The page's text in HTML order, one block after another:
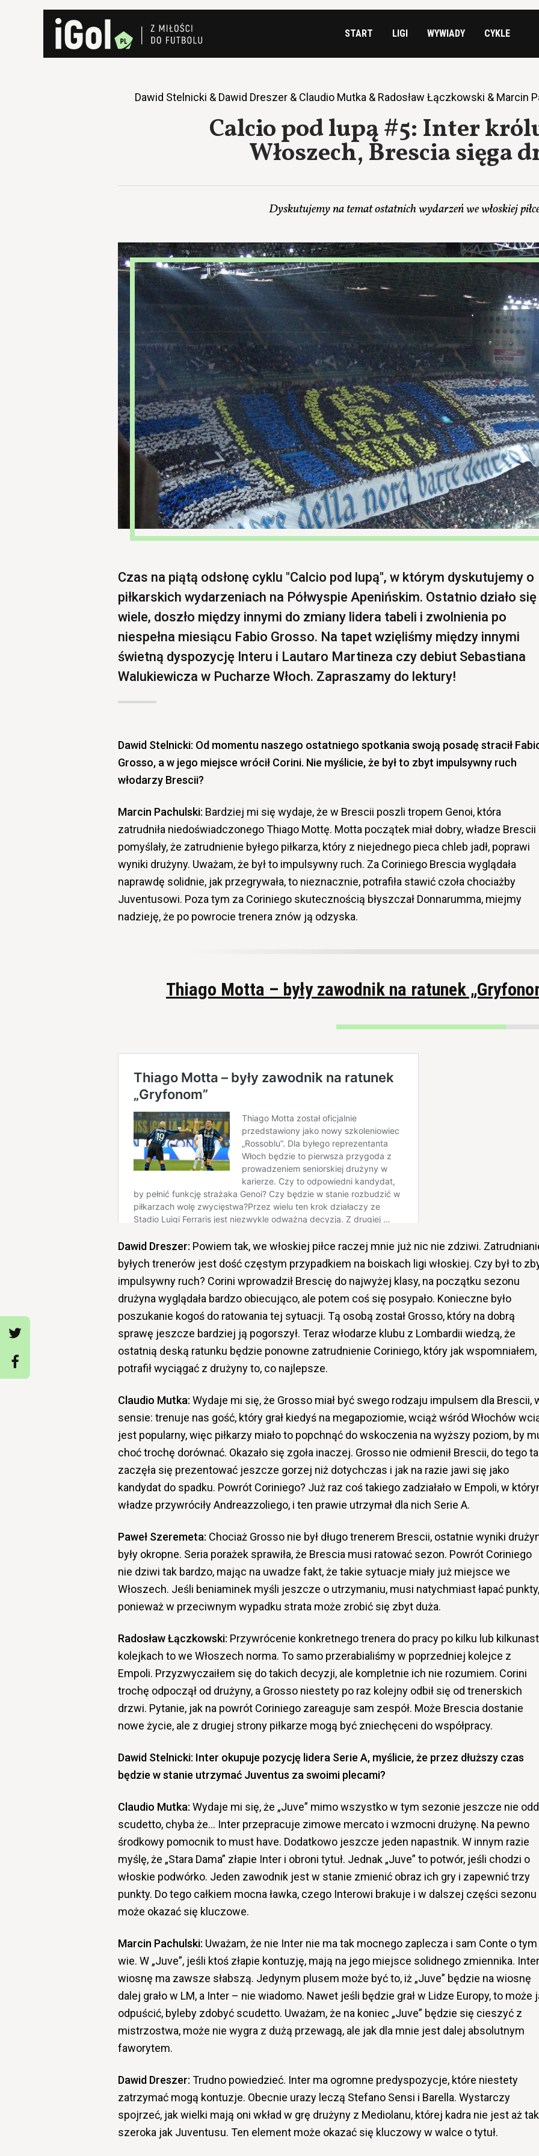
START LIGI WYWIADY CYKLE
Dawid Stelnicki & Dawid Dreszer & Claudio Mutka & Radosław Łączkowski & Marcin
Calcio pod lupą #5: Inter
Włoszech, Brescia sięga
Dyskutujemy na temat ostatnich wydarzeń we włoskiej
Czas na piątą odsłonę cyklu "Calcio pod lupą", w którym dyskutujemy o
piłkarskich wydarzeniach na Półwyspie Apenińskim. Ostatnio działo się
wiele, doszło między innymi do zmiany lidera tabeli i zwolnienia po
niespełna miesiącu Fabio Grosso. Na tapet wzięliśmy między innymi
świetną dyspozycję Interu i Lautaro Martineza czy debiut Sebastiana
Walukiewicza w Pucharze Włoch. Zapraszamy do lektury!
Dawid Stelnicki: Od momentu naszego ostatniego spotkania swoją posadę stracił
Grosso, a w jego miejsce wrócił Corini. Nie myślicie, że był to zbyt impulsywny ruch
włodarzy Brescii?
Marcin Pachulski: Bardziej mi się wydaje, że w Brescii poszli tropem Genoi, która
zatrudniła niedoświadczonego Thiago Mottę. Motta początek miał dobry, władze Brescii
pomyślały, że zatrudnienie byłego piłkarza, który z niejednego pieca chleb jadł, poprawi
wyniki drużyny. Uważam, że był to impulsywny ruch. Za Coriniego Brescia wyglądała
naprawdę solidnie, jak przegrywała, to nieznacznie, potrafiła stawić czoła chociażby
Juventusowi. Poza tym za Coriniego skutecznością błyszczał Donnarumma, miejmy
nadzieję, że po powrocie trenera znów ją odzyska.
Thiago Motta – były zawodnik na ratunek
Dawid Dreszer: Powiem tak, we włoskiej piłce raczej mnie już nic nie zdziwi.
byłych trenerów jest dość częstym przypadkiem na boiskach ligi włoskiej. Czy był to
impulsywny ruch? Corini wprowadził Brescię do najwyżej klasy, na początku sezonu
drużyna wyglądała bardzo obiecująco, ale potem coś się posypało. Konieczne było
poszukanie kogoś do ratowania tej sytuacji. Tą osobą został Grosso, który na dobrą
sprawę jeszcze bardziej ją pogorszył. Teraz włodarze klubu z Lombardii wiedzą, że
ostatnią deską ratunku będzie ponowne zatrudnienie Coriniego, który jak wspomniałem,
potrafił wyciągać z drużyny to, co najlepsze.
Claudio Mutka: Wydaje mi się, że Grosso miał być swego rodzaju impulsem dla Brescii,
sensie: trenuje nas gość, który grał kiedyś na megapoziomie, wciąż wśród Włochów
jest popularny, więc piłkarzy miało to popchnąć do wskoczenia na wyższy poziom, by
choć trochę dorównać. Okazało się zgoła inaczej. Grosso nie odmienił Brescii, do tego ta
zaczęła się prezentować jeszcze gorzej niż dotychczas i jak na razie jawi się jako
kandydat do spadku. Powrót Coriniego? Już raz coś takiego zadziałało w Empoli, w
władze przywróciły Andreazzoliego, i ten prawie utrzymał dla nich Serie A.
Paweł Szeremeta: Chociaż Grosso nie był długo trenerem Brescii, ostatnie wyniki
były okropne. Seria porażek sprawiła, że Brescia musi ratować sezon. Powrót Coriniego
nie dziwi tak bardzo, mając na uwadze fakt, że takie sytuacje miały już miejsce we
Włoszech. Jeśli beniaminek myśli jeszcze o utrzymaniu, musi natychmiast łapać punkty,
ponieważ w przeciwnym wypadku strata może zrobić się zbyt duża.
Radosław Łączkowski: Przywrócenie konkretnego trenera do pracy po kilku lub
kolejkach to we Włoszech norma. To samo przerabialiśmy w poprzedniej kolejce z
Empoli. Przyzwyczaiłem się do takich decyzji, ale kompletnie ich nie rozumiem. Corini
trochę odpoczął od drużyny, a Grosso niestety po raz kolejny odbił się od trenerskich
drzwi. Pytanie, jak na powrót Coriniego zareaguje sam zespół. Może Brescia dostanie
nowe życie, ale z drugiej strony piłkarze mogą być zniechęceni do współpracy.
Dawid Stelnicki: Inter okupuje pozycję lidera Serie A, myślicie, że przez dłuższy czas
będzie w stanie utrzymać Juventus za swoimi plecami?
Claudio Mutka: Wydaje mi się, że „Juve” mimo wszystko w tym sezonie jeszcze nie
scudetto, chyba że… Inter przepracuje zimowe mercato i wzmocni drużynę. Na pewno
środkowy pomocnik to must have. Dodatkowo jeszcze jeden napastnik. W innym razie
myślę, że „Stara Dama” złapie Inter i obroni tytuł. Jednak „Juve” to potwór, jeśli chodzi o
włoskie podwórko. Jeden zawodnik jest w stanie zmienić obraz ich gry i zapewnić trzy
punkty. Do tego całkiem mocna ławka, czego Interowi brakuje i w dalszej części sezonu
może okazać się kluczowe.
Marcin Pachulski: Uważam, że nie Inter nie ma tak mocnego zaplecza i sam Conte o tym
wie. W „Juve”, jeśli ktoś złapie kontuzję, mają na jego miejsce solidnego zmiennika. Inter
wiosnę ma zawsze słabszą. Jedynym plusem może być to, iż „Juve” będzie na wiosnę
dalej grało w LM, a Inter – nie wiadomo. Nawet jeśli będzie grał w Lidze Europy, to może
odpuścić, byleby zdobyć scudetto. Uważam, że na koniec „Juve” będzie się cieszyć z
mistrzostwa, może nie wygra z dużą przewagą, ale jak dla mnie jest dalej absolutnym
faworytem.
Dawid Dreszer: Trudno powiedzieć. Inter ma ogromne predyspozycje, które niestety
zatrzymać mogą kontuzje. Obecnie urazy leczą Stefano Sensi i Barella. Wystarczy
spojrzeć, jak wielki mają oni wkład w grę drużyny z Mediolanu, której kadra nie jest aż tak
szeroka jak Juventusu. Ten element może okazać się kluczowy w walce o tytuł.